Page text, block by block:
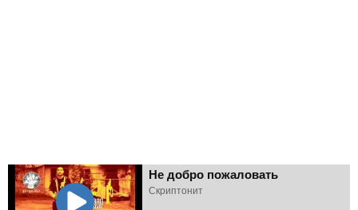
Не добро пожаловать
Скриптонит